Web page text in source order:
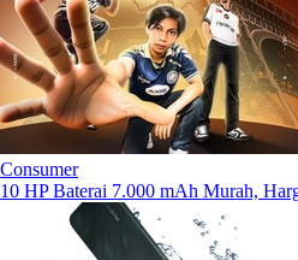
Consumer
10 HP Baterai 7.000 mAh Murah,